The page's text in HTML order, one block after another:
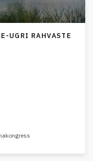
UGRI RAHVASTE